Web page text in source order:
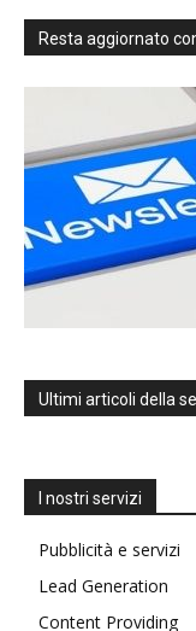
Resta aggiornato
Ultimi articoli della
I nostri servizi
Pubblicità e servizi
Lead Generation
Content Providing